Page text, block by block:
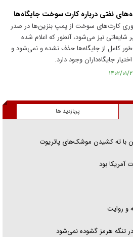
نفتی درباره کارت سوخت جایگاه‌ها
کارت‌های سوخت از پمپ بنزین‌ها در صدر
شایعاتی نیز می‌شود، آنطور که اعلام شده
کامل از جایگاه‌ها حذف نشده و نمی‌شود و
جایگاه‌داران وجود دارد.
پربازدید ها
با ته کشیدن موشک‌های پاتریوت
آمریکا بود
و روایت
تنگه هرمز گشوده نمی‌شود